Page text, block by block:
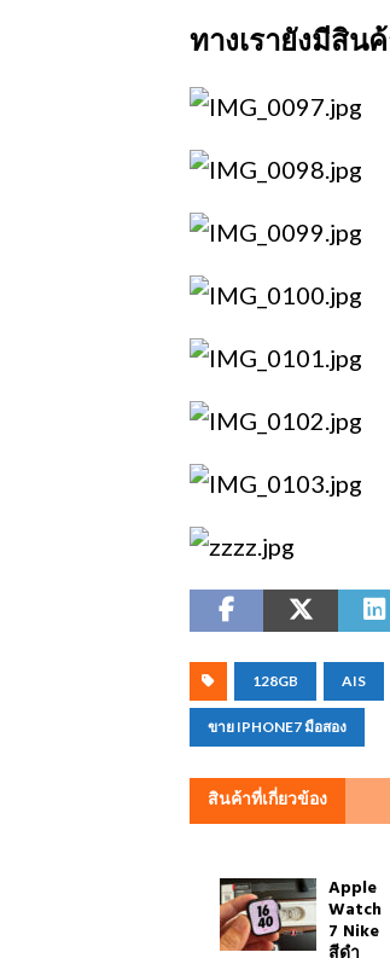
ทางเรายังมีสิ
128GB AIS
ขาย IPHONE7 มือสอง
สินค้าที่เกี่ยวข้อง
Apple
Watch
7 Nike